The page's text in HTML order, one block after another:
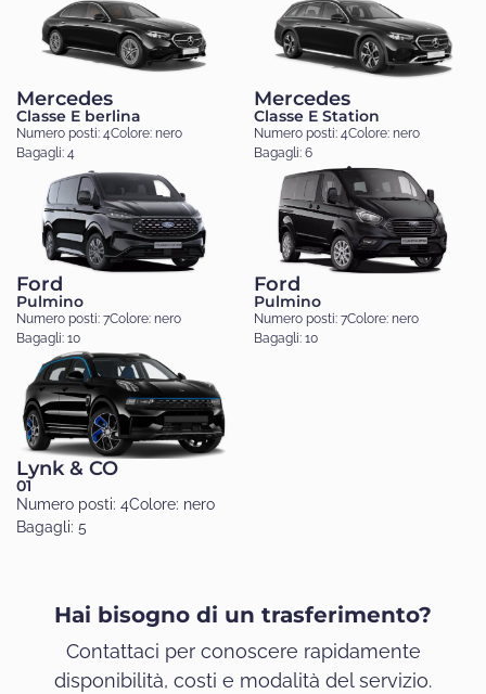
Mercedes
Classe E berlina
Numero posti: 4Colore: nero
Bagagli: 4
Mercedes
Classe E Station
Numero posti: 4Colore: nero
Bagagli: 6
Ford
Pulmino
Numero posti: 7Colore: nero
Bagagli: 10
Ford
Pulmino
Numero posti: 7Colore: nero
Bagagli: 10
Lynk & CO
01
Numero posti: 4Colore: nero
Bagagli: 5
Hai bisogno di un trasferimento?
Contattaci per conoscere rapidamente
disponibilità, costi e modalità del servizio.